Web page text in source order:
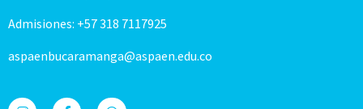
Admisiones: +57 318 7117925
aspaenbucaramanga@aspaen.edu.co